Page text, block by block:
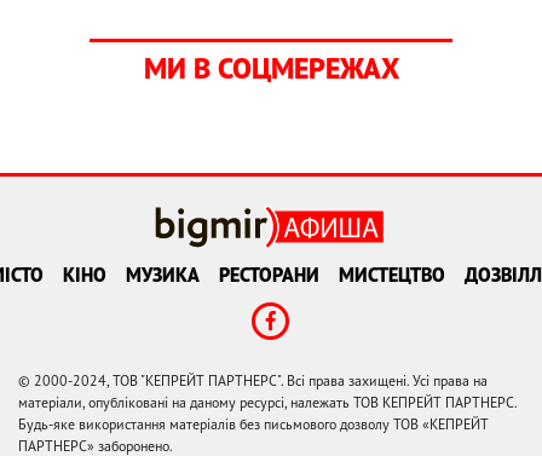
МИ В СОЦМЕРЕЖАХ
КІНО МУЗИКА РЕСТОРАНИ МИСТЕЦТВО
© 2000-2024, ТОВ "КЕПРЕЙТ ПАРТНЕРС". Всі права захищені. Усі права на
матеріали, опубліковані на даному ресурсі, належать ТОВ КЕПРЕЙТ ПАРТНЕРС.
Будь-яке використання матеріалів без письмового дозволу ТОВ «КЕПРЕЙТ
ПАРТНЕРС» заборонено.